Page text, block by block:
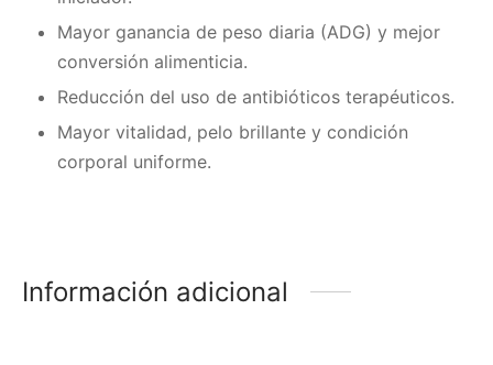
Mayor ganancia de peso diaria (ADG) y mejor
conversión alimenticia.
Reducción del uso de antibióticos terapéuticos.
Mayor vitalidad, pelo brillante y condición
corporal uniforme.
Información adicional